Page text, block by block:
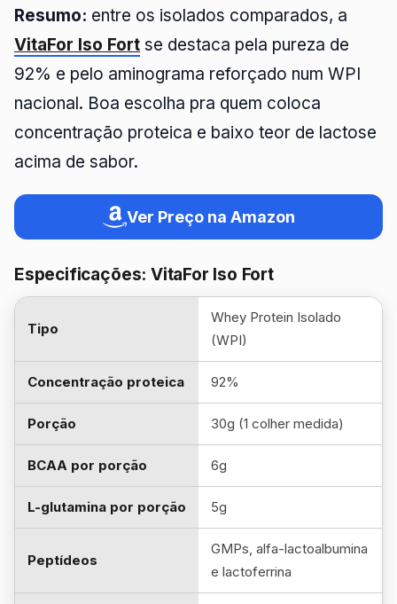
Resumo: entre os isolados comparados, a
VitaFor Iso Fort se destaca pela pureza de
92% e pelo aminograma reforçado num WPI
nacional. Boa escolha pra quem coloca
concentração proteica e baixo teor de lactose
acima de sabor.
Ver Preço na Amazon
Especificações: VitaFor Iso Fort
Tipo
Whey Protein Isolado
(WPI)
Concentração proteica 92%
Porção 30g (1 colher medida)
BCAA por porção 6g
L-glutamina por porção 5g
Peptídeos
GMPs, alfa-lactoalbumina
e lactoferrina